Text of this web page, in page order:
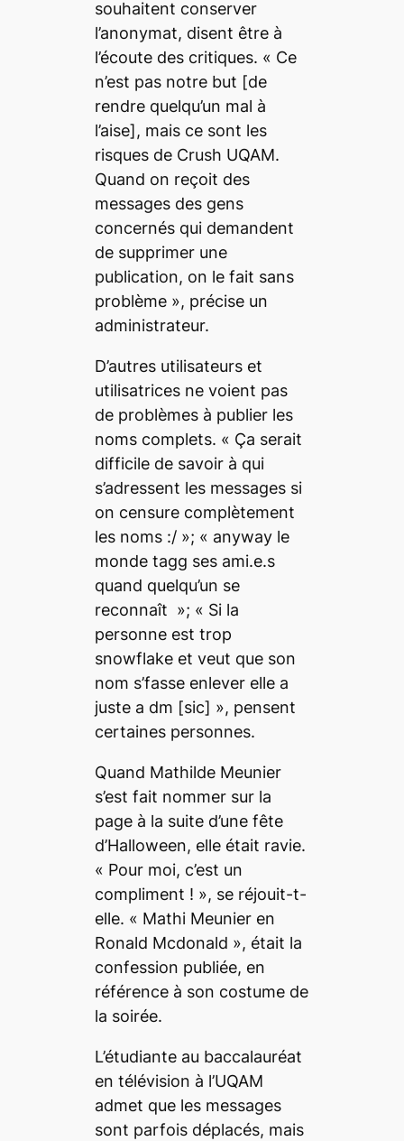
souhaitent conserver
l’anonymat, disent être à
l’écoute des critiques. « Ce
n’est pas notre but [de
rendre quelqu’un mal à
l’aise], mais ce sont les
risques de Crush UQAM.
Quand on reçoit des
messages des gens
concernés qui demandent
de supprimer une
publication, on le fait sans
problème», précise un
administrateur.
D’autres utilisateurs et
utilisatrices ne voient pas
de problèmes à publier les
noms complets. « Ça serait
difficile de savoir à qui
s’adressent les messages si
on censure complètement
les noms :/ »; « anyway le
monde tagg ses ami.e.s
quand quelqu’un se
reconnaît »; « Si la
personne est trop
snowflake et veut que son
nom s’fasse enlever elle a
juste a dm [sic] », pensent
certaines personnes.
Quand Mathilde Meunier
s’est fait nommer sur la
page à la suite d’une fête
d’Halloween, elle était ravie.
« Pour moi, c’est un
compliment ! », se réjouit-t-
elle. « Mathi Meunier en
Ronald Mcdonald », était la
confession publiée, en
référence à son costume de
la soirée.
L’étudiante au baccalauréat
en télévision à l’UQAM
admet que les messages
sont parfois déplacés, mais